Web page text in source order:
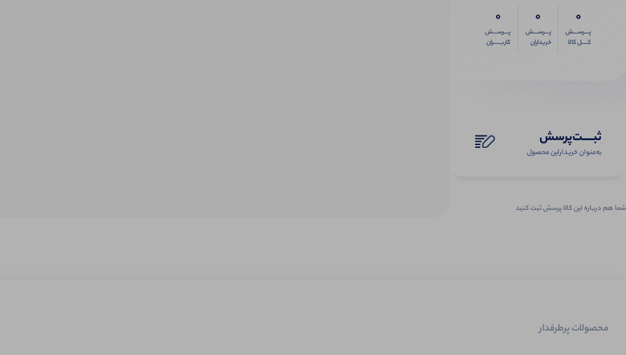
0
پـــرســـش
کــــل کالا
0
پـــرســـش
خریداران
0
پـــرســـش
کاربـــــران
ثبـــــت‌پرسش
به‌عنوان ‌خریدار‌این‌ محصول
شما هم درباره این کالا پرسش ثبت کنید
محصولات پرطرفدار